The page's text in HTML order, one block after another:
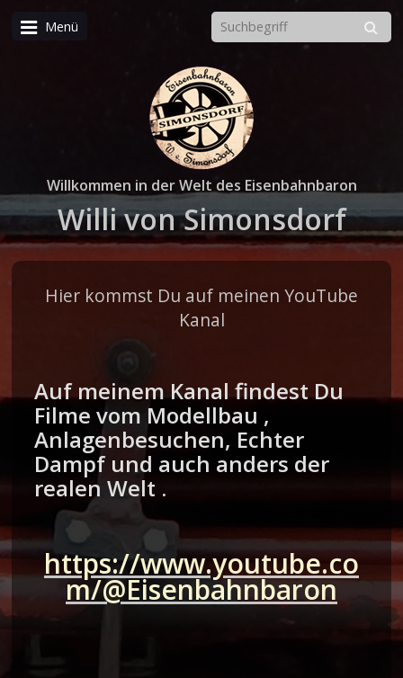
Menü
Willkommen in der Welt des Eisenbahnbaron
Willi von Simonsdorf
Hier kommst Du auf meinen YouTube
Kanal
Auf meinem Kanal findest Du
Filme vom Modellbau ,
Anlagenbesuchen, Echter
Dampf und auch anders der
realen Welt .
https://www.youtube.co
m/@Eisenbahnbaron